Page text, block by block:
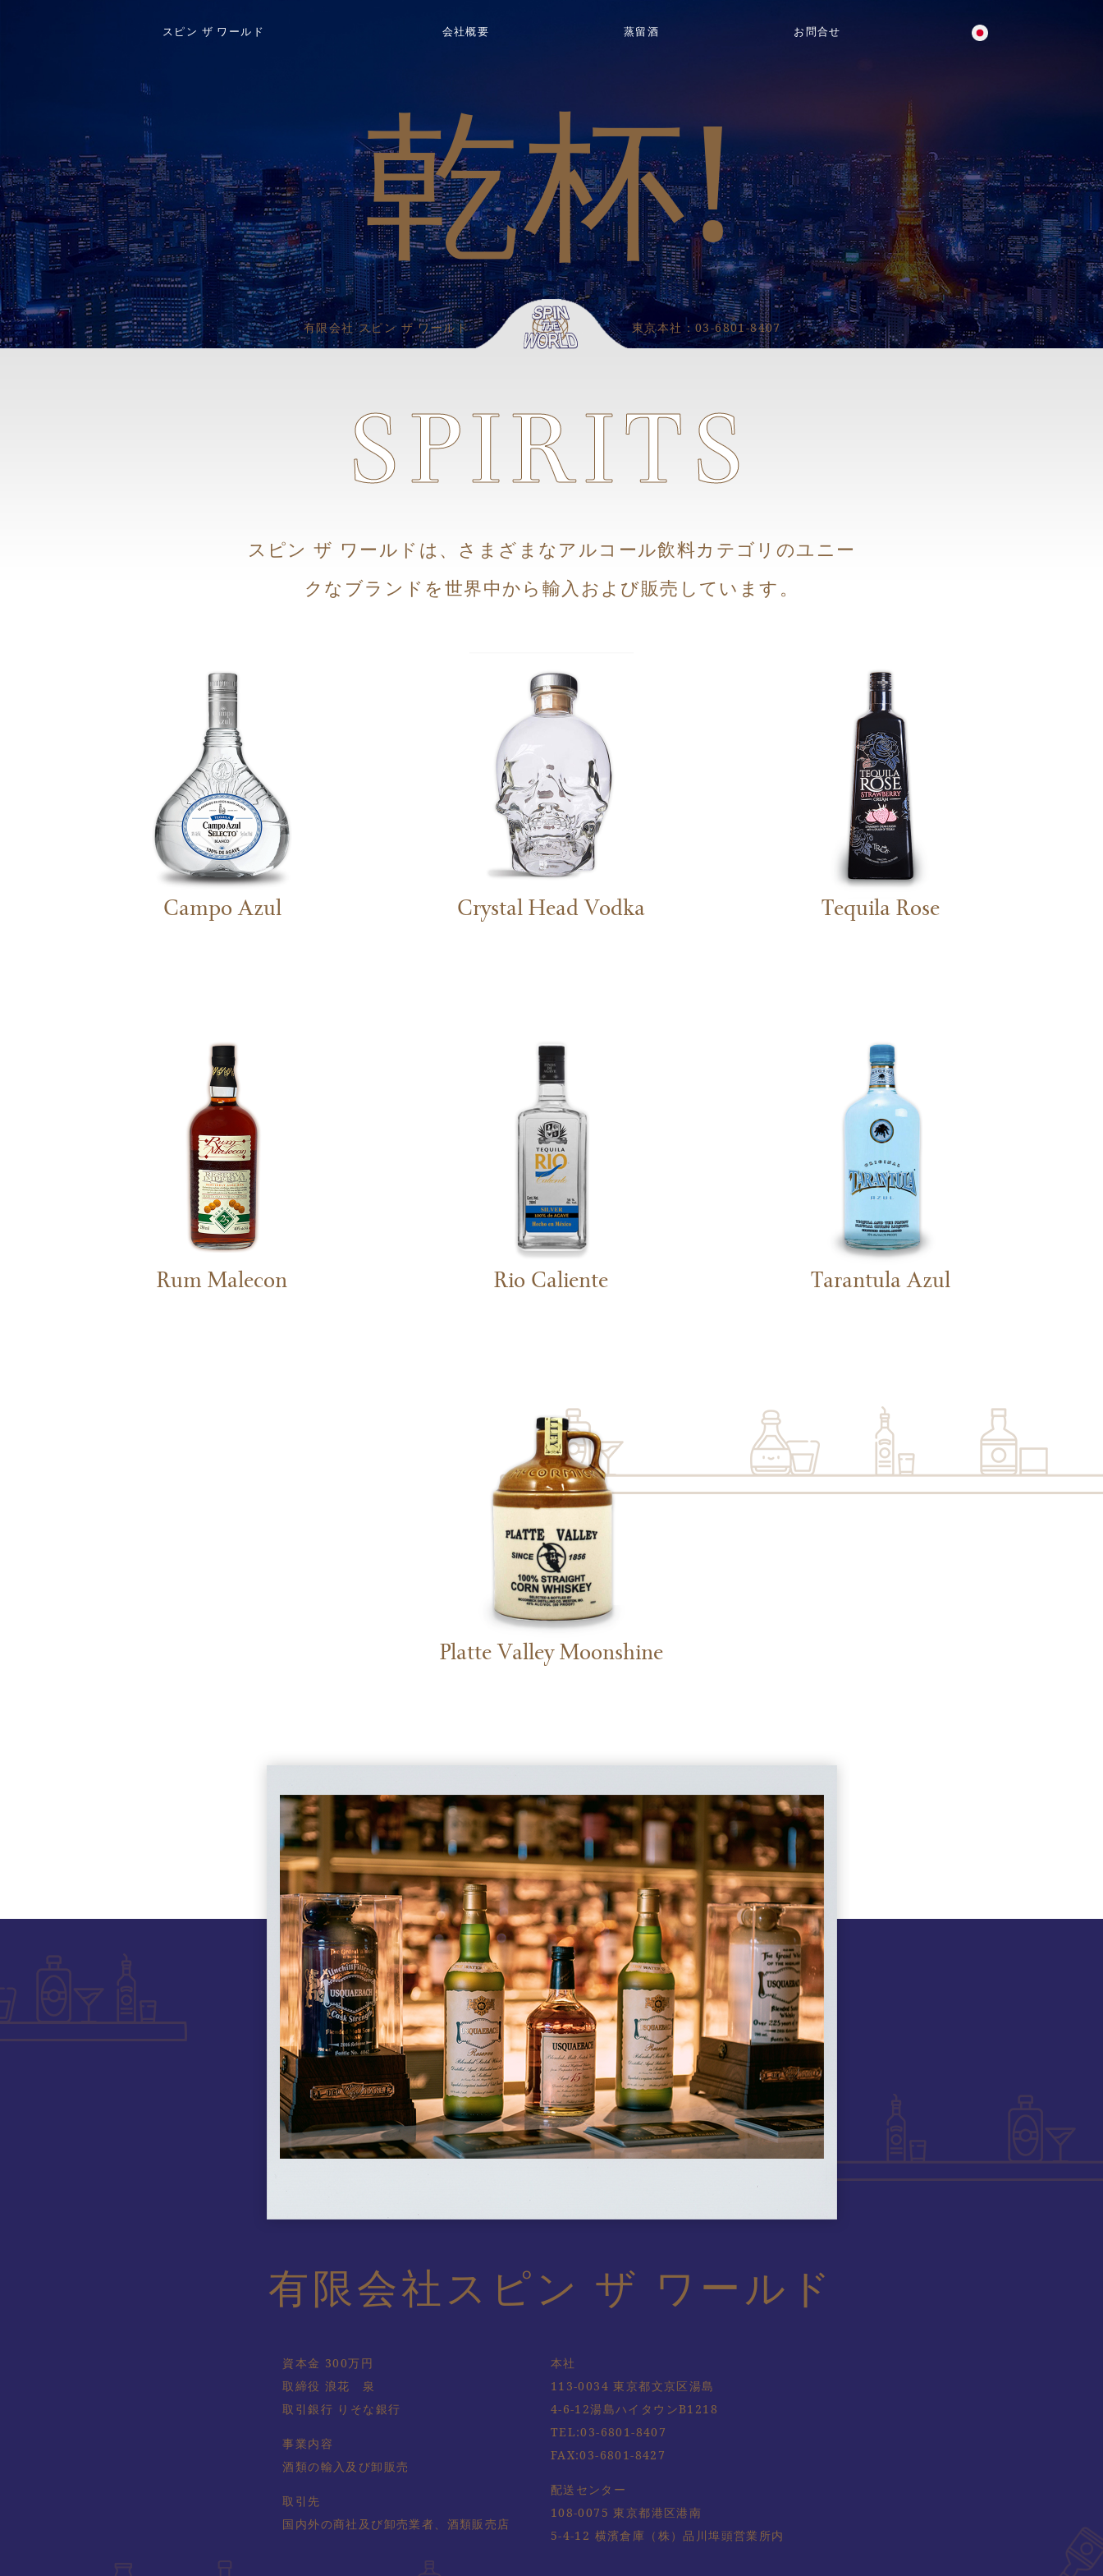
スピン ザ ワールド 会社概要 蒸留酒 お問合せ
乾杯!
有限会社 スピン ザ ワールド 東京本社： 03-6801-8407
SPIRITS
スピン ザ ワールドは、さまざまなアルコール飲料カテゴリのユニー
クなブランドを世界中から輸入および販売しています。
Campo Azul Crystal Head Vodka Tequila Rose
Rum Malecon Rio Caliente Tarantula Azul
Platte Valley Moonshine
有限会社スピン ザ ワールド
資本金 300万円
取締役 浪花 泉
取引銀行 りそな銀行
事業内容
酒類の輸入及び卸販売
取引先
国内外の商社及び卸売業者、酒類販売店
本社
113-0034 東京都文京区湯島
4-6-12湯島ハイタウンB1218
TEL:03-6801-8407
FAX:03-6801-8427
配送センター
108-0075 東京都港区港南
5-4-12 横濱倉庫（株）品川埠頭営業所内